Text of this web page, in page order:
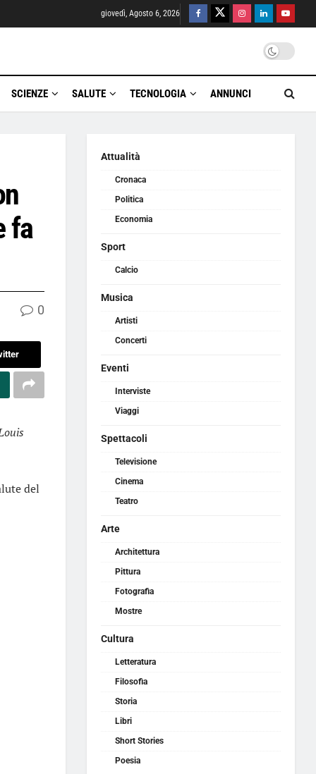
giovedì, Agosto 6, 2026
SCIENZE SALUTE TECNOLOGIA ANNUNCI
fa
0
del
Attualità
Cronaca
Politica
Economia
Sport
Calcio
Musica
Artisti
Concerti
Eventi
Interviste
Viaggi
Spettacoli
Televisione
Cinema
Teatro
Arte
Architettura
Pittura
Fotografia
Mostre
Cultura
Letteratura
Filosofia
Storia
Libri
Short Stories
Poesia